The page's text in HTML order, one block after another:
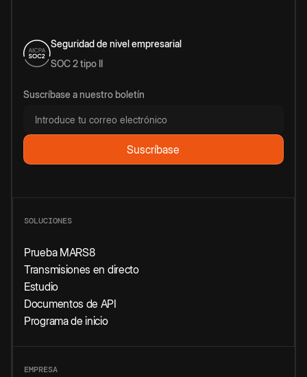
Seguridad de nivel empresarial
SOC 2 tipo II
Suscríbase a nuestro boletín
SOLUCIONES
Prueba MARS8
Transmisiones en directo
Estudio
Documentos de API
Programa de inicio
EMPRESA